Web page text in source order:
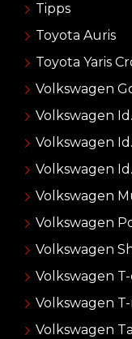
Tipps
Toyota Auris
Toyota Yaris
Volkswagen
Volkswagen
Volkswagen
Volkswagen
Volkswagen
Volkswagen
Volkswagen
Volkswagen T-
Volkswagen
Volkswagen